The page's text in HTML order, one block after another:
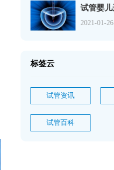
2021-01-26
标签云
试管资讯
试管百科